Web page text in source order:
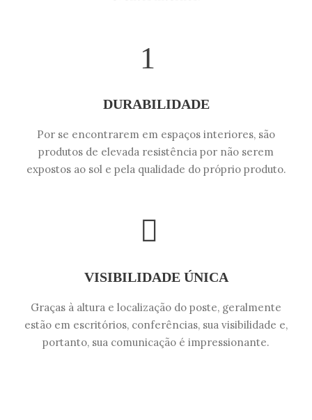
DURABILIDADE
Por se encontrarem em espaços interiores, são
produtos de elevada resistência por não serem
expostos ao sol e pela qualidade do próprio produto.
VISIBILIDADE ÚNICA
Graças à altura e localização do poste, geralmente
estão em escritórios, conferências, sua visibilidade e,
portanto, sua comunicação é impressionante.